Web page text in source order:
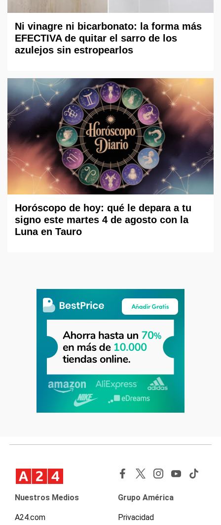
Ni vinagre ni bicarbonato: la forma más
EFECTIVA de quitar el sarro de los
azulejos sin estropearlos
Horóscopo de hoy: qué le depara a tu
signo este martes 4 de agosto con la
Luna en Tauro
Nuestros Medios
A24.com
Grupo América
Privacidad